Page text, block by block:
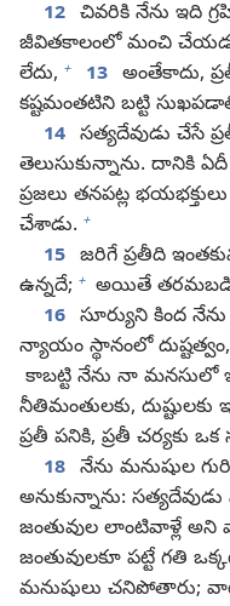
12 చివరికి నేను ఇది
జీవితకాలంలో మంచి
లేదు, + 13 అంతేకాదు,
కష్టమంతటిని బట్టి
14 సత్యదేవుడు చేసే
తెలుసుకున్నాను. దానికి
ప్రజలు తనపట్ల
చేశాడు. +
15 జరిగే ప్రతీది
ఉన్నదే; + అయితే
16 సూర్యుని కింద
న్యాయం స్థానంలో
కాబట్టి నేను నా మనసులో
నీతిమంతులకు, దుష్టులకు
ప్రతీ పనికి, ప్రతీ చర్యకు
18 నేను మనుషుల
అనుకున్నాను:
జంతువుల లాంటివాళ్లే అని
జంతువులకూ పట్టే గతి
మనుషులు చనిపోతారు;